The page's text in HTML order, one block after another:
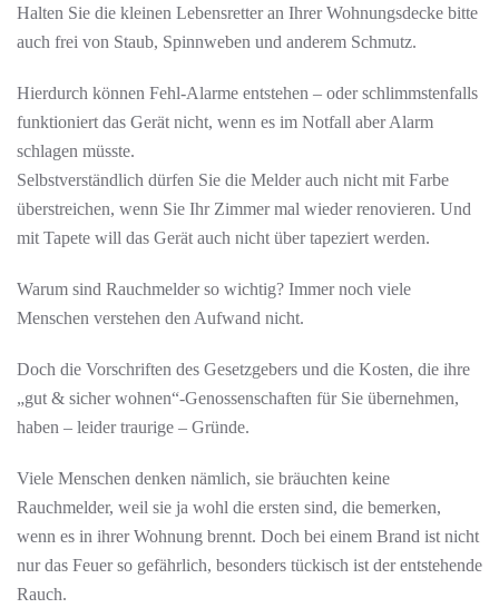
Halten Sie die kleinen Lebensretter an Ihrer Wohnungsdecke bitte
auch frei von Staub, Spinnweben und anderem Schmutz.
Hierdurch können Fehl-Alarme entstehen – oder schlimmstenfalls
funktioniert das Gerät nicht, wenn es im Notfall aber Alarm
schlagen müsste.
Selbstverständlich dürfen Sie die Melder auch nicht mit Farbe
überstreichen, wenn Sie Ihr Zimmer mal wieder renovieren. Und
mit Tapete will das Gerät auch nicht über tapeziert werden.
Warum sind Rauchmelder so wichtig? Immer noch viele
Menschen verstehen den Aufwand nicht.
Doch die Vorschriften des Gesetzgebers und die Kosten, die ihre
„gut & sicher wohnen“-Genossenschaften für Sie übernehmen,
haben – leider traurige – Gründe.
Viele Menschen denken nämlich, sie bräuchten keine
Rauchmelder, weil sie ja wohl die ersten sind, die bemerken,
wenn es in ihrer Wohnung brennt. Doch bei einem Brand ist nicht
nur das Feuer so gefährlich, besonders tückisch ist der entstehende
Rauch.